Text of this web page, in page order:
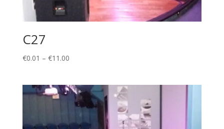
C27
€0.01 – €11.00Price
through
€11.00